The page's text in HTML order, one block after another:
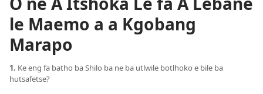
le Maemo a a Kgobang
Marapo
1. Ke eng fa batho ba Shilo ba ne ba utlwile botlhoko e bile ba
hutsafetse?